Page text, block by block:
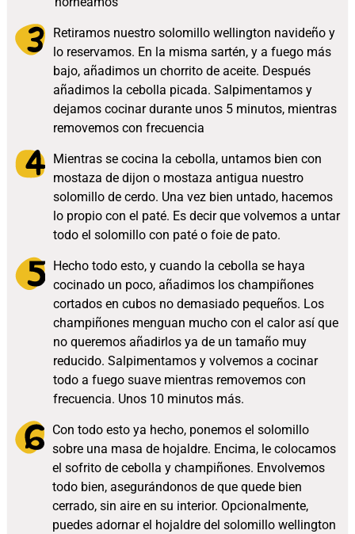
Retiramos nuestro solomillo wellington navideño y
lo reservamos. En la misma sartén, y a fuego más
bajo, añadimos un chorrito de aceite. Después
añadimos la cebolla picada. Salpimentamos y
dejamos cocinar durante unos 5 minutos, mientras
removemos con frecuencia
Mientras se cocina la cebolla, untamos bien con
mostaza de dijon o mostaza antigua nuestro
solomillo de cerdo. Una vez bien untado, hacemos
lo propio con el paté. Es decir que volvemos a untar
todo el solomillo con paté o foie de pato.
Hecho todo esto, y cuando la cebolla se haya
cocinado un poco, añadimos los champiñones
cortados en cubos no demasiado pequeños. Los
champiñones menguan mucho con el calor así que
no queremos añadirlos ya de un tamaño muy
reducido. Salpimentamos y volvemos a cocinar
todo a fuego suave mientras removemos con
frecuencia. Unos 10 minutos más.
Con todo esto ya hecho, ponemos el solomillo
sobre una masa de hojaldre. Encima, le colocamos
el sofrito de cebolla y champiñones. Envolvemos
todo bien, asegurándonos de que quede bien
cerrado, sin aire en su interior. Opcionalmente,
puedes adornar el hojaldre del solomillo wellington